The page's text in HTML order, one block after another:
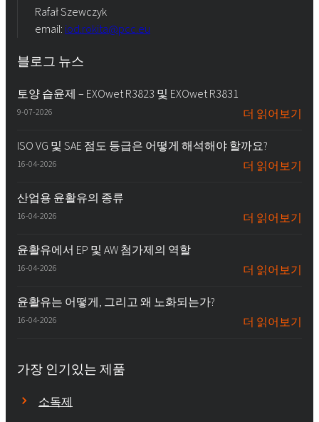
Rafał Szewczyk
email: iod.rokita@pcc.eu
블로그 뉴스
토양 습윤제 – EXOwet R3823 및 EXOwet R3831
9-07-2026 더 읽어보기
ISO VG 및 SAE 점도 등급은 어떻게 해석해야 할까요?
16-04-2026 더 읽어보기
산업용 윤활유의 종류
16-04-2026 더 읽어보기
윤활유에서 EP 및 AW 첨가제의 역할
16-04-2026 더 읽어보기
윤활유는 어떻게, 그리고 왜 노화되는가?
16-04-2026 더 읽어보기
가장 인기있는 제품
소독제